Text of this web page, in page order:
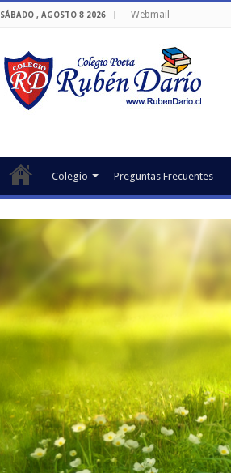
SÁBADO , AGOSTO 8 2026 Webmail
Colegio Preguntas Frecuentes